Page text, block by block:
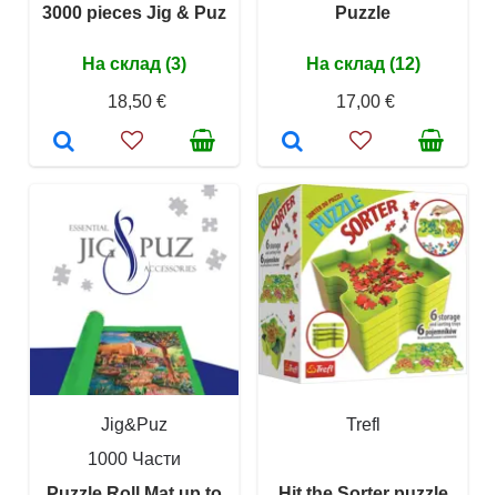
3000 pieces Jig & Puz
На склад (3)
18,50 €
Puzzle
На склад (12)
17,00 €
Jig&Puz
1000 Части
Trefl